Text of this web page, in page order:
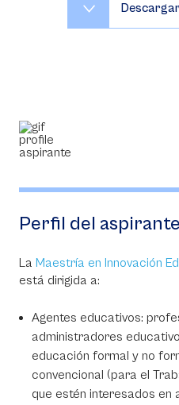
Perfil del aspirante
La Maestría en Innovación
está dirigida a:
Agentes educativos:
administradores
educación formal y no
convencional (para el
que estén interesados en